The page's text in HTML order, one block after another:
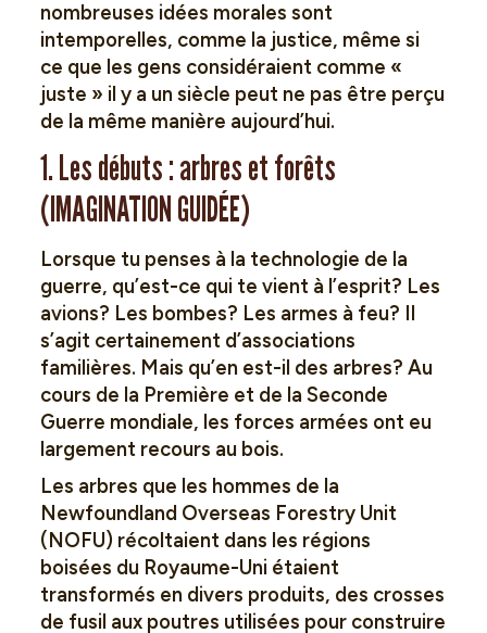
nombreuses idées morales sont
intemporelles, comme la justice, même si
ce que les gens considéraient comme «
juste » il y a un siècle peut ne pas être perçu
de la même manière aujourd’hui.
1. Les débuts : arbres et forêts
(IMAGINATION GUIDÉE)
Lorsque tu penses à la technologie de la
guerre, qu’est-ce qui te vient à l’esprit? Les
avions? Les bombes? Les armes à feu? Il
s’agit certainement d’associations
familières. Mais qu’en est-il des arbres? Au
cours de la Première et de la Seconde
Guerre mondiale, les forces armées ont eu
largement recours au bois.
Les arbres que les hommes de la
Newfoundland Overseas Forestry Unit
(NOFU) récoltaient dans les régions
boisées du Royaume-Uni étaient
transformés en divers produits, des crosses
de fusil aux poutres utilisées pour construire